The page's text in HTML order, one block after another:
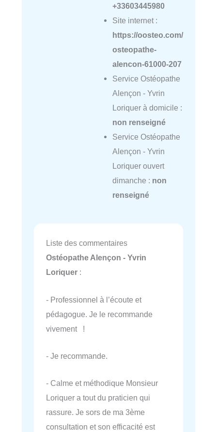
+33603445980
Site internet :
https://oosteo.com/
osteopathe-
alencon-61000-207
Service Ostéopathe
Alençon - Yvrin
Loriquer à domicile :
non renseigné
Service Ostéopathe
Alençon - Yvrin
Loriquer ouvert
dimanche : non
renseigné
Liste des commentaires
Ostéopathe Alençon - Yvrin
Loriquer :
- Professionnel à l’écoute et
pédagogue. Je le recommande
vivement !
- Je recommande.
- Calme et méthodique Monsieur
Loriquer a tout du praticien qui
rassure. Je sors de ma 3ème
consultation et son efficacité est